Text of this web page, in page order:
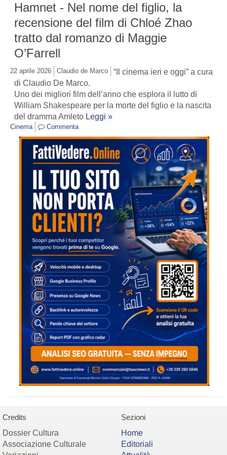
Hamnet - Nel nome del figlio, la
recensione del film di Chloé Zhao
tratto dal romanzo di Maggie
O’Farrell
22 aprile 2026 Claudio de Marco
“Il cinema ieri e oggi” a cura
di Claudio De Marco.
Uno dei migliori film dell’anno che esplora il lutto di
William Shakespeare per la morte del figlio e la nascita
del dramma Amleto Leggi »
Cinema Commenta
Credits
Dossier Cultura
Associazione Culturale
Sezioni
Home
Editoriali